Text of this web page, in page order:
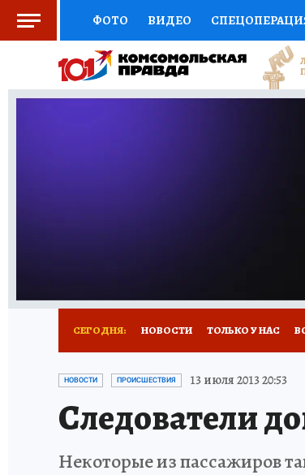
ФОТО ВИДЕО
СОЦПОДДЕРЖКА НАУКА
ВЫБОР ЭКСПЕРТОВ ДОКТОР
ПРОГНОЗЫ
СЕГОДНЯ: НОВОСТИ ТОЛЬКО У НАС
ИСПЫТАНО НА СЕБЕ
НОВОСТИ ПРОИСШЕСТВИЯ 13 июля 2013 20:53
Следователи
Некоторые из пассажиров